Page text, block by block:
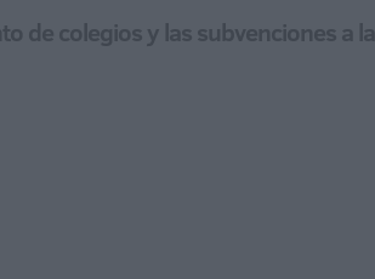
de colegios y las subvenciones a la